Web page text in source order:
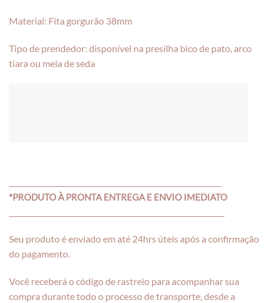
Material: Fita gorgurão 38mm
Tipo de prendedor: disponível na presilha bico de pato, arco
tiara ou meia de seda
*PRODUTO À PRONTA ENTREGA E ENVIO IMEDIATO
Seu produto é enviado em até 24hrs úteis após a confirmação
do pagamento.
Você receberá o código de rastreio para acompanhar sua
compra durante todo o processo de transporte, desde a